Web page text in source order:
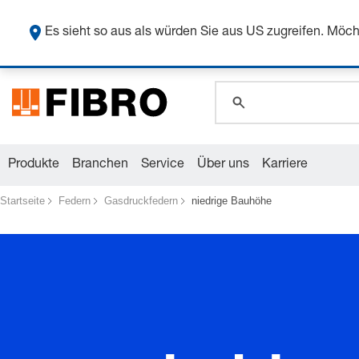
Produkte Branchen Service Über uns Karriere
Startseite Federn Gasdruckfedern niedrige Bauhöhe
Es sieht so aus als würden Sie aus US zugreifen.